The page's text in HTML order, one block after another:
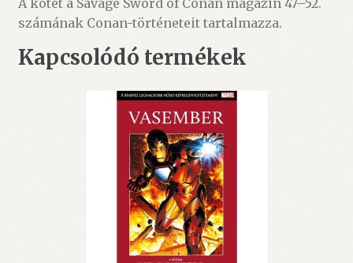
A kötet a Savage Sword of Conan magazin 47–52.
számának Conan-történeteit tartalmazza.
Kapcsolódó termékek